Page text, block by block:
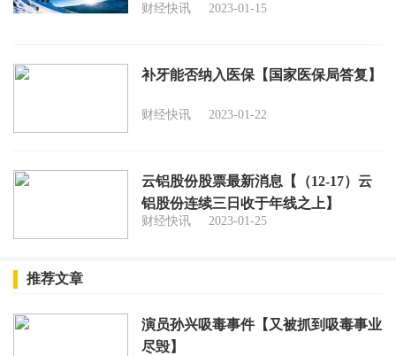
财经快讯 2023-01-15
补牙能否纳入医保【国家医保局答复】
财经快讯 2023-01-22
云铝股份股票最新消息【（12-17）云
铝股份连续三日收于年线之上】
财经快讯 2023-01-25
推荐文章
演员孙兴吸毒事件【又被抓到吸毒事业
尽毁】